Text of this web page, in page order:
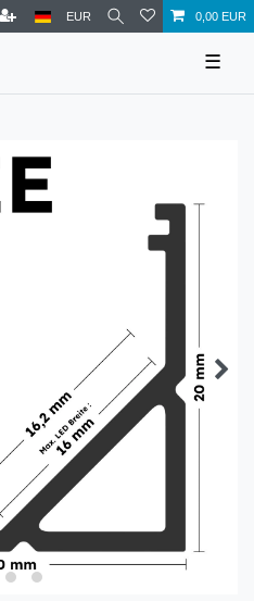
EUR 0,00 EUR
☰